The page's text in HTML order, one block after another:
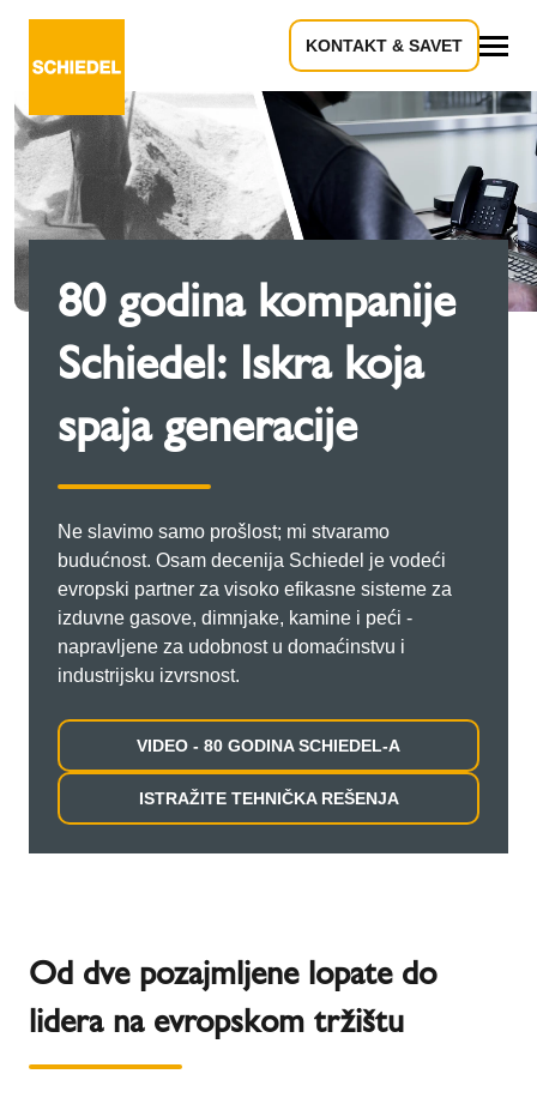
KONTAKT & SAVET
80 godina kompanije
Schiedel: Iskra koja
spaja generacije
Ne slavimo samo prošlost; mi stvaramo
budućnost. Osam decenija Schiedel je vodeći
evropski partner za visoko efikasne sisteme za
izduvne gasove, dimnjake, kamine i peći -
napravljene za udobnost u domaćinstvu i
industrijsku izvrsnost.
VIDEO - 80 GODINA SCHIEDEL-A
ISTRAŽITE TEHNIČKA REŠENJA
Od dve pozajmljene lopate do
lidera na evropskom tržištu